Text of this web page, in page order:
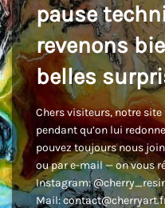
pause
revenons
belles
Chers visiteurs, notre
pendant qu’on lui
pouvez toujours nous
ou par e-mail — on vous
Instagram:
Mail: